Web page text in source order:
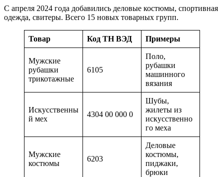
С апреля 2024 года добавились деловые костюмы, спортивная
одежда, свитеры. Всего 15 новых товарных групп.
Товар Код ТН ВЭД Примеры
Мужские
рубашки
трикотажные
6105
Поло,
рубашки
машинного
вязания
Искусственны
й мех
4304 00 000 0
Шубы,
жилеты из
искусственно
го меха
Мужские
костюмы
6203
Деловые
костюмы,
пиджаки,
брюки